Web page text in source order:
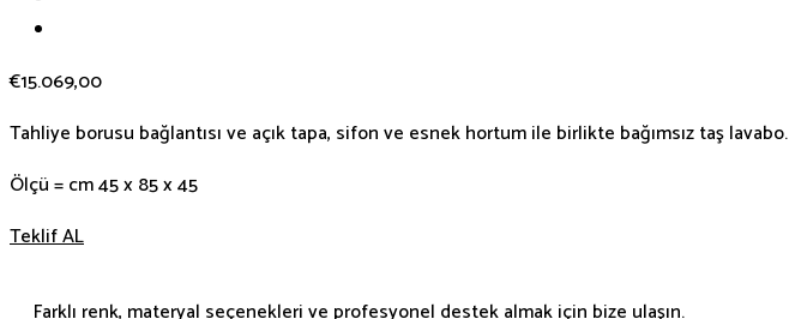
€15.069,00
Tahliye borusu bağlantısı ve açık tapa, sifon ve esnek hortum ile birlikte bağımsız taş lavabo.
Ölçü = cm 45 x 85 x 45
Teklif AL
Farklı renk, materyal seçenekleri ve profesyonel destek almak için bize ulaşın.